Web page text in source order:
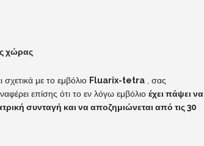
χώρας
με το εμβόλιο Fluarix-tetra , σας
επίσης ότι το εν λόγω εμβόλιο έχει πάψει να
συνταγή και να αποζημιώνεται από τις 30